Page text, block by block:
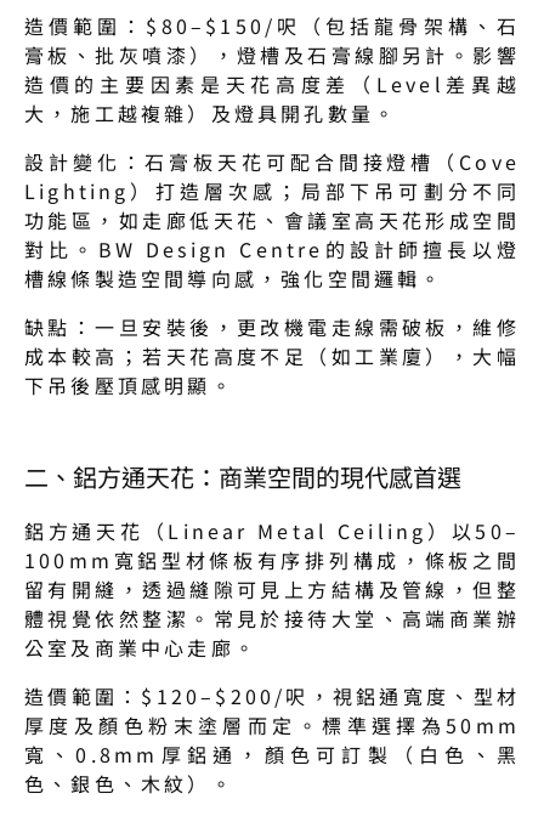
造價範圍：$80–$150/呎（包括龍骨架構、石
膏板、批灰噴漆），燈槽及石膏線腳另計。影響
造價的主要因素是天花高度差（Level差異越
大，施工越複雜）及燈具開孔數量。
設計變化：石膏板天花可配合間接燈槽（Cove
Lighting）打造層次感；局部下吊可劃分不同
功能區，如走廊低天花、會議室高天花形成空間
對比。BW Design Centre的設計師擅長以燈
槽線條製造空間導向感，強化空間邏輯。
缺點：一旦安裝後，更改機電走線需破板，維修
成本較高；若天花高度不足（如工業廈），大幅
下吊後壓頂感明顯。
二、鋁方通天花：商業空間的現代感首選
鋁方通天花（Linear Metal Ceiling）以50–
100mm寬鋁型材條板有序排列構成，條板之間
留有開縫，透過縫隙可見上方結構及管線，但整
體視覺依然整潔。常見於接待大堂、高端商業辦
公室及商業中心走廊。
造價範圍：$120–$200/呎，視鋁通寬度、型材
厚度及顏色粉末塗層而定。標準選擇為50mm
寬、0.8mm厚鋁通，顏色可訂製（白色、黑
色、銀色、木紋）。